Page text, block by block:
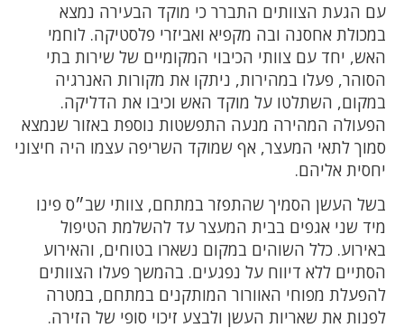
עם הגעת הצוותים התברר כי מוקד הבעירה נמצא
במכולת אחסנה ובה מקפיא ואביזרי פלסטיקה. לוחמי
האש, יחד עם צוותי הכיבוי המקומיים של שירות בתי
הסוהר, פעלו במהירות, ניתקו את מקורות האנרגיה
במקום, השתלטו על מוקד האש וכיבו את הדליקה.
הפעולה המהירה מנעה התפשטות נוספת באזור שנמצא
סמוך לתאי המעצר, אף שמוקד השריפה עצמו היה חיצוני
יחסית אליהם.
בשל העשן הסמיך שהתפזר במתחם, צוותי שב״ס פינו
מיד שני אגפים בבית המעצר עד להשלמת הטיפול
באירוע. כלל השוהים במקום נשארו בטוחים, והאירוע
הסתיים ללא דיווח על נפגעים. בהמשך פעלו הצוותים
להפעלת מפוחי האוורור המותקנים במתחם, במטרה
לפנות את שאריות העשן ולבצע זיכוי סופי של הזירה.